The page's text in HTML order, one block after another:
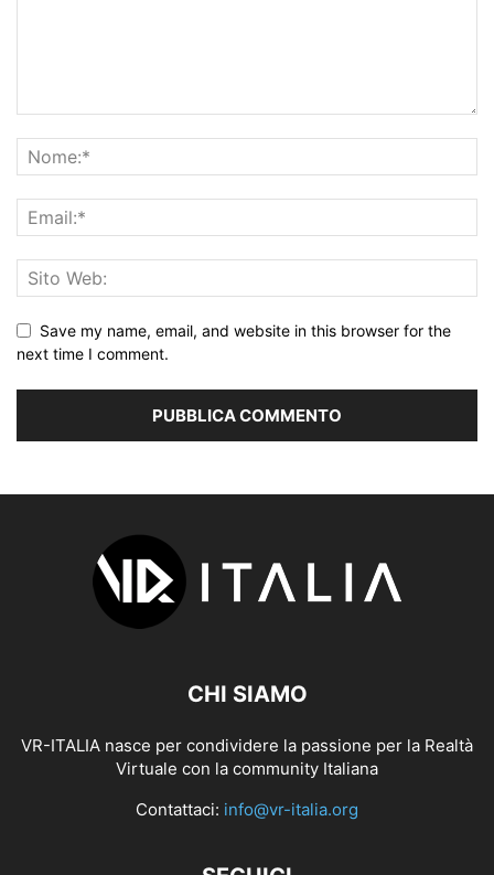
Save my name, email, and website in this browser for the
next time I comment.
CHI SIAMO
VR-ITALIA nasce per condividere la passione per la Realtà
Virtuale con la community Italiana
Contattaci: info@vr-italia.org